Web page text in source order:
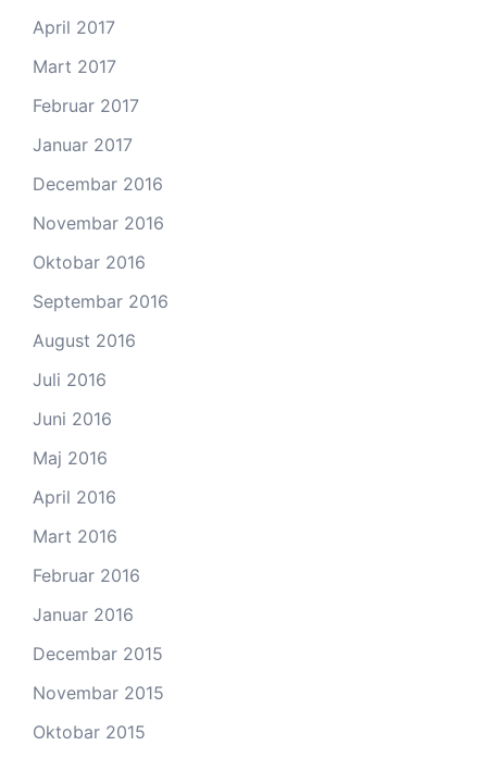
April 2017
Mart 2017
Februar 2017
Januar 2017
Decembar 2016
Novembar 2016
Oktobar 2016
Septembar 2016
August 2016
Juli 2016
Juni 2016
Maj 2016
April 2016
Mart 2016
Februar 2016
Januar 2016
Decembar 2015
Novembar 2015
Oktobar 2015